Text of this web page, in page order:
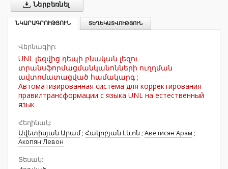
Ներբեռնել
ՆԿԱՐԱԳՐՈՒԹՅՈՒՆ ՏԵՂԵԿԱՏՎՈՒԹՅՈՒՆ
Վերնագիր:
UNL լեզվից դեպի բնական լեզու
տրանսֆորմացմանկանոնների ուղղման
ավտոմատացված համակարգ ;
Автоматизированная система для корректирования
правилтрансформации с языка UNL на естественный
язык
Հեղինակ:
Ավետիսյան Արամ; Հակոբյան Լևոն ; Аветисян Арам ;
Акопян Левон
Տեսակ: